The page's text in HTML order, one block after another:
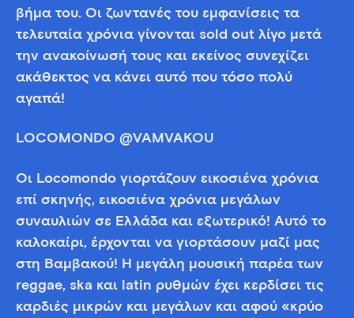
βήμα του. Οι ζωντανές του εμφανίσεις τα
τελευταία χρόνια γίνονται sold out λίγο μετά
την ανακοίνωσή τους και εκείνος συνεχίζει
ακάθεκτος να κάνει αυτό που τόσο πολύ
αγαπά!
LOCOMONDO @VAMVAKOU
Οι Locomondo γιορτάζουν εικοσιένα χρόνια
επί σκηνής, εικοσιένα χρόνια μεγάλων
συναυλιών σε Ελλάδα και εξωτερικό! Αυτό το
καλοκαίρι, έρχονται να γιορτάσουν μαζί μας
στη Βαμβακού! Η μεγάλη μουσική παρέα των
reggae, ska και latin ρυθμών έχει κερδίσει τις
καρδιές μικρών και μεγάλων και αφού «κρύο